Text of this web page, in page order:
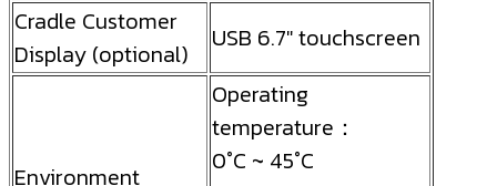
Cradle Customer
Display (optional)
USB 6.7″ touchscreen
Environment
Operating
temperature：
0°C ~ 45°C